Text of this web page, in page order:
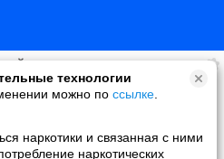
технологии
можно по ссылке
наркотики и связанная с ними
наркотических